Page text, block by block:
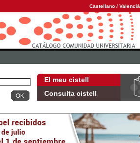
Castellano / Valencià
El meu cistell
Consulta cistell